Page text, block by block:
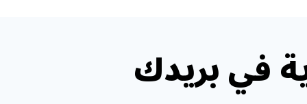
في بريدك